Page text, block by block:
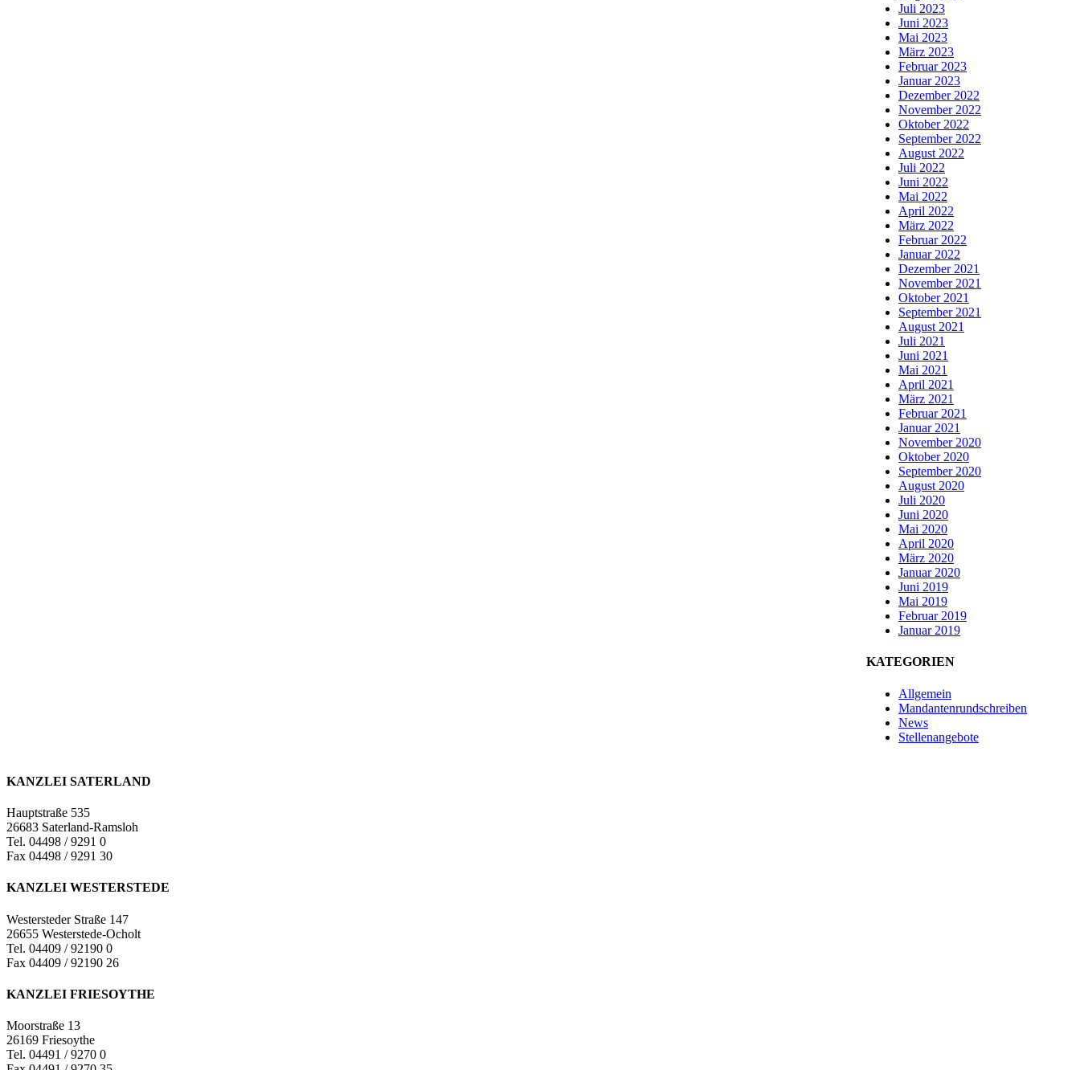
Juli 2023
Juni 2023
Mai 2023
März 2023
Februar 2023
Januar 2023
Dezember 2022
November 2022
Oktober 2022
September 2022
August 2022
Juli 2022
Juni 2022
Mai 2022
April 2022
März 2022
Februar 2022
Januar 2022
Dezember 2021
November 2021
Oktober 2021
September 2021
August 2021
Juli 2021
Juni 2021
Mai 2021
April 2021
März 2021
Februar 2021
Januar 2021
November 2020
Oktober 2020
September 2020
August 2020
Juli 2020
Juni 2020
Mai 2020
April 2020
März 2020
Januar 2020
Juni 2019
Mai 2019
Februar 2019
Januar 2019
KATEGORIEN
Allgemein
Mandantenrundschreiben
News
Stellenangebote
KANZLEI SATERLAND
Hauptstraße 535
26683 Saterland-Ramsloh
Tel. 04498 / 9291 0
Fax 04498 / 9291 30
KANZLEI WESTERSTEDE
Westersteder Straße 147
26655 Westerstede-Ocholt
Tel. 04409 / 92190 0
Fax 04409 / 92190 26
KANZLEI FRIESOYTHE
Moorstraße 13
26169 Friesoythe
Tel. 04491 / 9270 0